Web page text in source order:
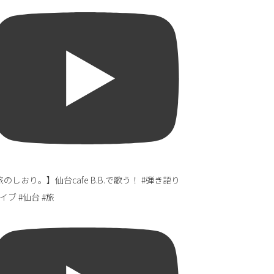
のしおり。】仙台cafe B.B.で歌う！ #弾き語り
ブ #仙台 #旅